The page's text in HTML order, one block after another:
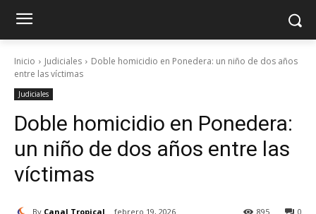
Inicio Judiciales
Doble homicidio en Ponedera: un niño de dos años
entre las víctimas
Judiciales
Doble homicidio en Ponedera:
un niño de dos años entre las
víctimas
By Canal Tropical febrero 19, 2026 0
895